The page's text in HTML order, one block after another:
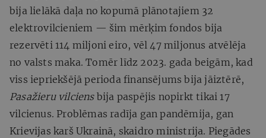
bija lielākā daļa no kopumā plānotajiem 32
elektrovilcieniem — šim mērķim fondos bija
rezervēti 114 miljoni eiro, vēl 47 miljonus atvēlēja
no valsts maka. Tomēr līdz 2023. gada beigām, kad
viss iepriekšējā perioda finansējums bija jāiztērē,
Pasažieru vilciensbija paspējis nopirkt tikai 17
vilcienus. Problēmas radīja gan pandēmija, gan
Krievijas karš Ukrainā, skaidro ministrija. Piegādes